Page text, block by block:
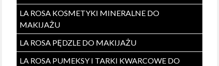
LA ROSA KOSMETYKI MINERALNE DO
MAKIJAŻU
LA ROSA PĘDZLE DO MAKIJAŻU
LA ROSA PUMEKSY I TARKI KWARCOWE DO